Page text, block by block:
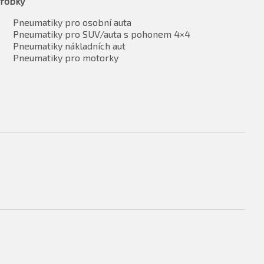
Pneumatiky pro osobní auta
Pneumatiky pro SUV/auta s pohonem 4×4
Pneumatiky nákladních aut
Pneumatiky pro motorky